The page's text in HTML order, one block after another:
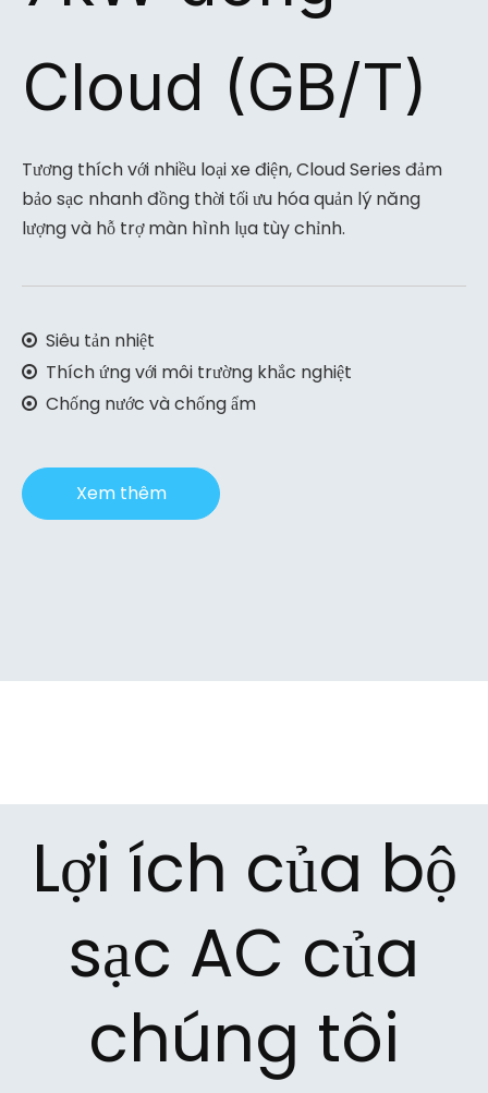
Cloud (GB/T)
Tương thích với nhiều loại xe điện, Cloud Series đảm
bảo sạc nhanh đồng thời tối ưu hóa quản lý năng
lượng và hỗ trợ màn hình lụa tùy chỉnh.
 Siêu tản nhiệt
 Thích ứng với môi trường khắc nghiệt
 Chống nước và chống ẩm
Xem thêm
Lợi ích của bộ
sạc AC của
chúng tôi